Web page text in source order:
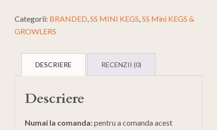
Categorii: BRANDED,SS MINI KEGS,SS Mini KEGS &
GROWLERS
DESCRIERE RECENZII (0)
Descriere
Numai la comanda:pentru a comanda acest